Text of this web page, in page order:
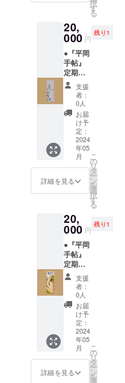
わすよ
る。平
岡氏は
古典美
術・音
楽を愛
好し、
やがて
それら
の現在
形とな
る現代
美術へ
触手を
伸ばし
たとい
うこと
であっ
ないか
もしれ
ない
が、私
が舞台
でクラ
シック
音楽を
使用し
た際、
終演後
にさり
気なく
コン
ポー
ザーと
詳しい
た。そ
の展示
はガラ
ス作家
の山野
さんが
アート
ブック
を作る
ために
画家に
ほしい
ガラス
器につ
いて尋
を作
り、画
の器を
絵に描
き、写
真家が
画家の
アトリ
エにあ
るガラ
ス器を
撮りに
行き写
真にし
て、会
場には
絵と写
真とガ
ラス器
が展示
あり、
何か思
い出し
ている
かのよ
うでも
ある。
おそら
く多く
のアー
ティス
トに
とって
もそう
であろ
ボクは
こんな
き合っ
てくれ
る人を
歓迎
し、感
動すら
してし
まう。
以後、
何度か
平岡さ
んとは
お会い
するこ
とにな
が、彼
さんと
出会っ
たのは
昨年夏
にナミ
イタで
おこ
なっ
た”ゲリ
バラ課
外授
業”だろ
うか。
授業と
いう形
のハプ
ニング
すもの
かとい
う勢い
の鋭い
視線は
作品に
向かい
あおう
とする
平岡さ
んの魂
だろ
う。多
くの蘊
蓄を傾
品を読
の理由
が分
かった
気がし
ました
よ。
引チ
ーーー
ーー 齋
藤美卯
ーー 応
援コメ
ント：
あなた
にとっ
て重要
で大切
なこと
が、他
の誰か
にとっ
ては瑣
末で取
るに足
という
ことが
世の中
にはよ
くあり
ます。
みな仕
事や生
活に忙
しくし
ている
うち
は、そ
んな違
いなど
は何で
もな
択
す
る
20,
000 円
残り1
●『平岡
手帖』
定期購
読_12ヶ
月 ＋ ●
作家作
品しお
りサイ
ズ ＋ ●
この作
品の額
装「額
縁工房
片隅」
特別割
引チ
ーーー
ーー 渡
邉洵
ーー 応
援コメ
ント：
『平岡
手帖』
を読ん
で、
「日記
的冒
険」と
いう言
葉が思
い浮か
んだ。
支援
者：
0人
お届
け予
定：
2024
年05
月
詳細を見る
こ
の
リ
タ
ー
ン
を
選
択
す
る
20,
000 円
残り1
●『平岡
手帖』
定期購
読_12ヶ
月 ＋ ●
作家作
品しお
りサイ
ズ ＋ ●
この作
品の額
装「額
縁工房
片隅」
特別割
支援
者：
0人
お届
け予
定：
2024
年05
月
詳細を見る
こ
の
リ
タ
ー
ン
を